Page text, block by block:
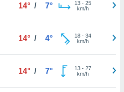
14° / 7° 13- 25
km/h
14° / 4° 18- 34
km/h
14° / 7° 13- 27
km/h